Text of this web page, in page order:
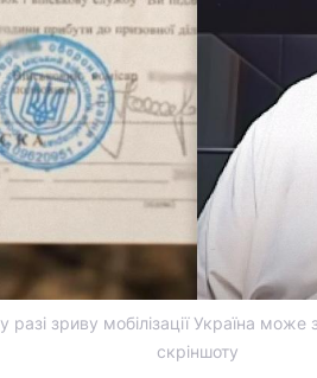
зриву мобілізації Україна
скріншоту